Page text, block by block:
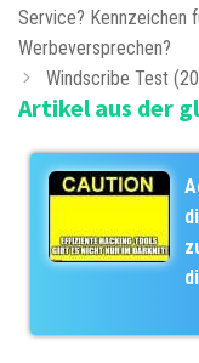
t
e
g
o
i
e
e
i
t
r
Service? Kennzeichen
Werbeversprechen?
Windscribe Test
Artikel aus der